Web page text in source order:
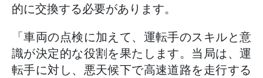
的に交換する必要があります。
「車両の点検に加えて、運転手のスキルと意
識が決定的な役割を果たします。当局は、運
転手に対し、悪天候下で高速道路を走行する